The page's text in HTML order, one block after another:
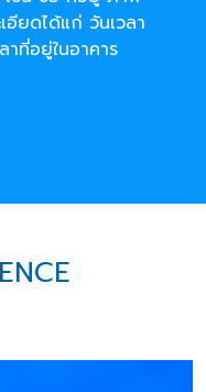
อียดได้แก่ วันเวลา
าที่อยู่ในอาคาร